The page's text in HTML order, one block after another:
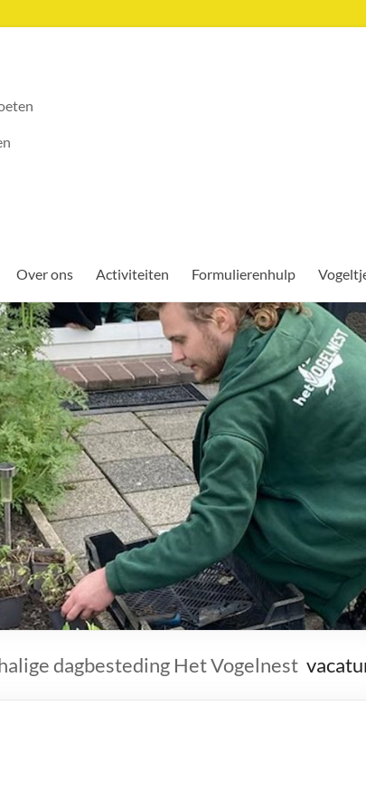
Over ons Activiteiten Formulierenhulp
dagbesteding Het Vogelnest